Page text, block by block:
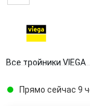
Все тройники VIEGA
Прямо сейчас 9